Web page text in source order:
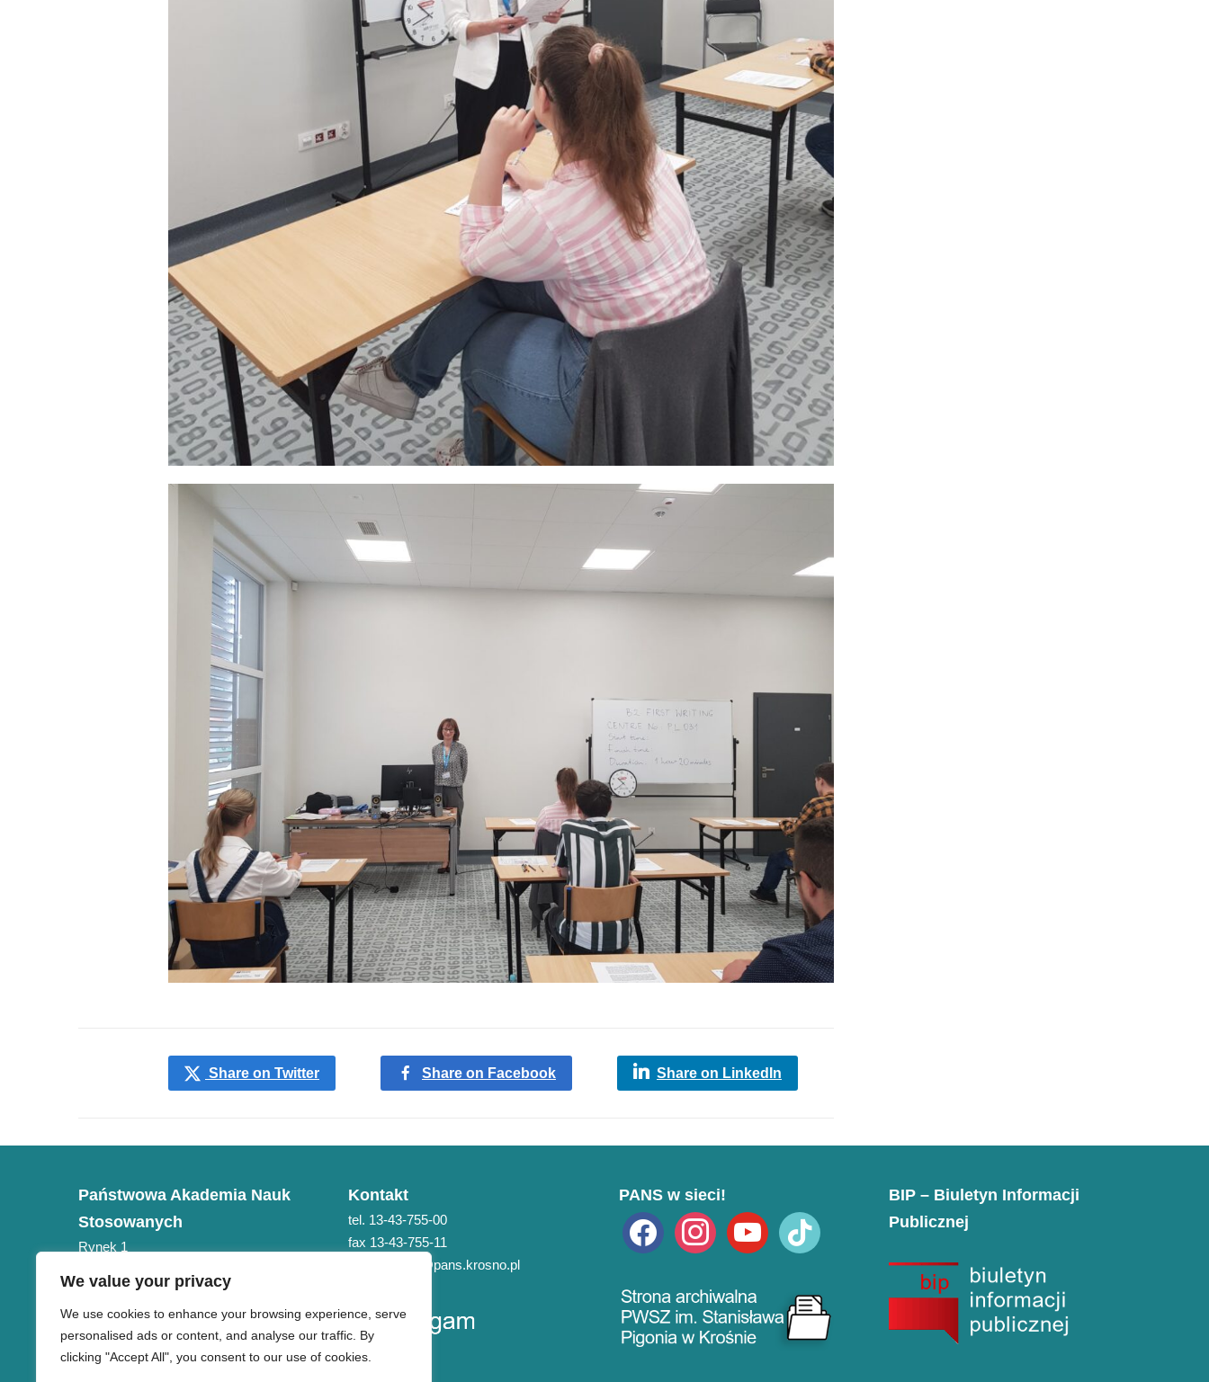
We value your privacy
We use cookies to enhance your browsing experience, serve
personalised ads or content, and analyse our traffic. By
clicking "Accept All", you consent to our use of cookies.
Share on Twitter Share on Facebook Share on LinkedIn
Państwowa Akademia Nauk
Stosowanych
Rynek 1
NIP 684-21-75-051
Kontakt
tel. 13-43-755-00
fax 13-43-755-11
e-mail: pans@pans.krosno.pl
PANS w sieci!
facebook instagramyoutube tiktok
BIP – Biuletyn Informacji
Publicznej